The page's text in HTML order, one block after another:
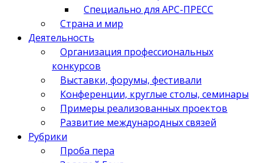
Специально для АРС-ПРЕСС
Страна и мир
Деятельность
Организация профессиональных
конкурсов
Выставки, форумы, фестивали
Конференции, круглые столы, семинары
Примеры реализованных проектов
Развитие международных связей
Рубрики
Проба пера